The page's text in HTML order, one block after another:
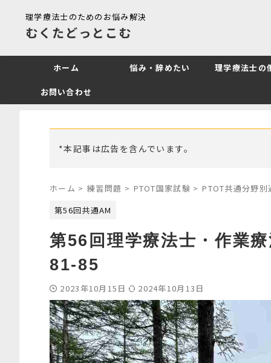
理学療法士のためのお悩み解決
むくたどっとこむ
ホーム 悩み・辞めたい 理学療法士の
お問い合わせ
*本記事は広告を含んでいます。
ホーム > 練習問題 > PTOT国家試験 > PTOT共通分野別
第56回共通AM
第56回理学療法士・作業
81-85
2023年10月15日 2024年10月13日